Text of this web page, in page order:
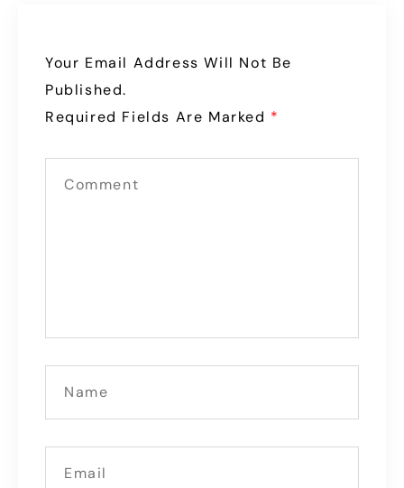
Your Email Address Will Not Be
Published.
Required Fields Are Marked *